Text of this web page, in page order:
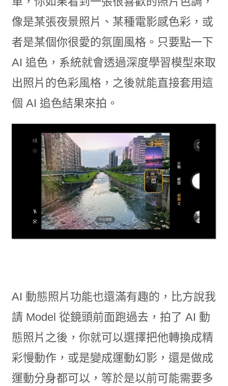
像是某張夜景照片、某種電影感色彩，或
者是某個你很愛的氛圍風格。只要點一下
AI 追色，系統就會透過深度學習模型來取
出照片的色彩風格，之後就能直接套用這
個 AI 追色結果來拍。
AI 動態照片功能也還滿有趣的，比方說我
請 Model 從鏡頭前面跑過去，拍了 AI 動
態照片之後，你就可以選擇把他轉換成精
彩慢動作，或是變成運動幻影，還是做成
運動分身都可以，等於是以前可能需要多